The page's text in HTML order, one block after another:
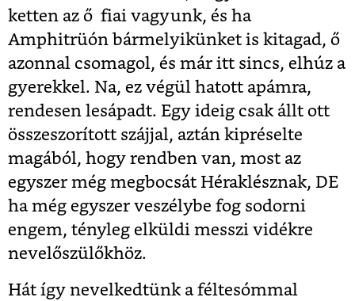
ketten az ő fiai vagyunk, és ha
Amphitrüón bármelyikünket is kitagad, ő
azonnal csomagol, és már itt sincs, elhúz a
gyerekkel. Na, ez végül hatott apámra,
rendesen lesápadt. Egy ideig csak állt ott
összeszorított szájjal, aztán kipréselte
magából, hogy rendben van, most az
egyszer még megbocsát Héraklésznak, DE
ha még egyszer veszélybe fog sodorni
engem, tényleg elküldi messzi vidékre
nevelőszülőkhöz.
Hát így nevelkedtünk a féltesómmal